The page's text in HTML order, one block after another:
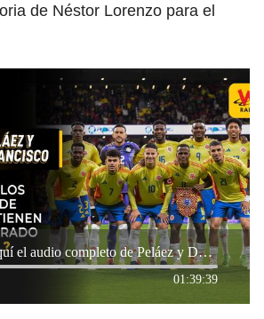
de Néstor Lorenzo para el
Escuche aquí el audio completo de Peláez y De Francisco de este 10 de septiembre de 2025
01:39:39